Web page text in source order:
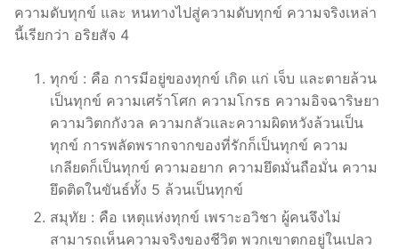
ความดับทุกข์ และ หนทางไปสู่ความดับทุกข์ ความจริงเหล่า
นี้เรียกว่า อริยสัจ 4
ทุกข์ : คือ การมีอยู่ของทุกข์ เกิด แก่ เจ็บ และตายล้วน
เป็นทุกข์ ความเศร้าโศก ความโกรธ ความอิจฉาริษยา
ความวิตกกังวล ความกลัวและความผิดหวังล้วนเป็น
ทุกข์ การพลัดพรากจากของที่รักก็เป็นทุกข์ ความ
เกลียดก็เป็นทุกข์ ความอยาก ความยึดมั่นถือมั่น ความ
ยึดติดในขันธ์ทั้ง 5 ล้วนเป็นทุกข์
สมุทัย : คือ เหตุแห่งทุกข์ เพราะอวิชา ผู้คนจึงไม่
สามารถเห็นความจริงของชีวิต พวกเขาตกอยู่ในเปลว